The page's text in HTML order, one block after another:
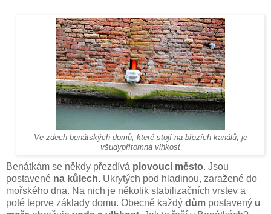
Ve zdech benátských domů, které stojí na březích kanálů, je
všudypřítomná vlhkost
Benátkám se někdy přezdívá plovoucí město. Jsou
postavené na kůlech. Ukrytých pod hladinou, zaražené do
mořského dna. Na nich je několik stabilizačních vrstev a
poté teprve základy domu. Obecně každý dům postavený u